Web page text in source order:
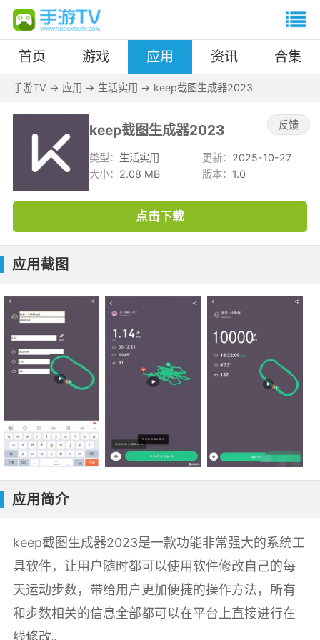
首页 游戏 应用 资讯 合集
手游TV -> 应用 -> 生活实用 -> keep截图生成器2023
keep截图生成器2023 反馈
类型： 生活实用 更新： 2025-10-27
大小： 2.08 MB 版本： 1.0
点击下载
应用截图
应用简介
keep截图生成器2023是一款功能非常强大的系统工
具软件，让用户随时都可以使用软件修改自己的每
天运动步数，带给用户更加便捷的操作方法，所有
和步数相关的信息全部都可以在平台上直接进行在